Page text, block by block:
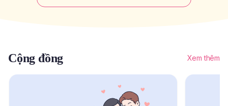
Cộng đồng Xem thêm